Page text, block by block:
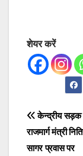
शेयर करें
Post
केन्द्रीय सड़क
राजमार्ग मंत्री
सागर प्रवास पर